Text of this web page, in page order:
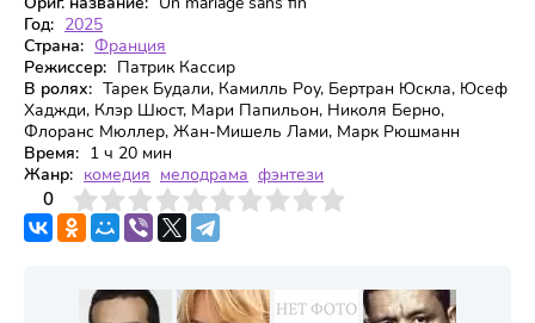
Год: 2025
Страна: Франция
Режиссер: Патрик Кассир
В ролях: Тарек Будали, Камилль Роу, Бертран Юскла, Юсеф
Хаджди, Клэр Шюст, Мари Папильон, Николя Берно,
Флоранс Мюллер, Жан-Мишель Лами, Марк Рюшманн
Время: 1 ч 20 мин
Жанр: комедия мелодрама фэнтези
0
4 6 7 8 9 10